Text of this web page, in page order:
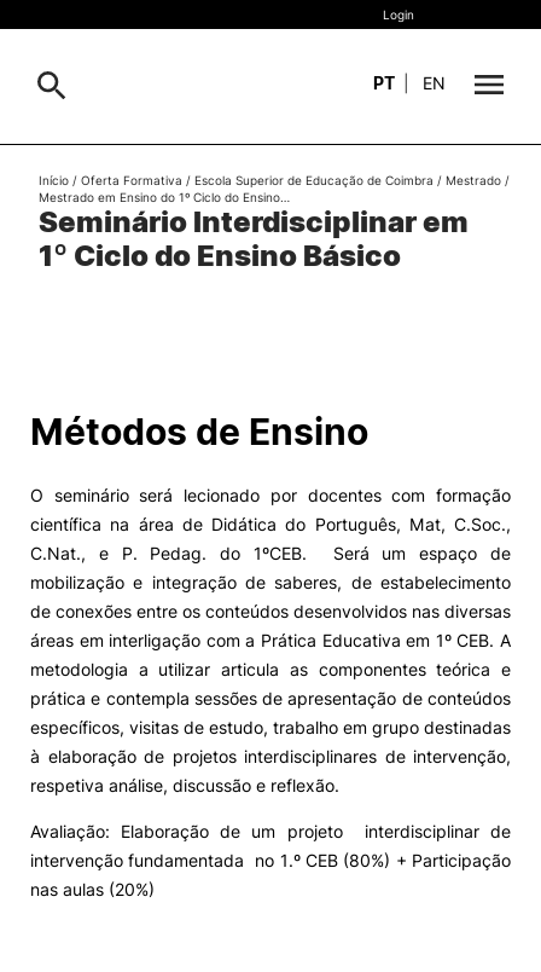
Sobre
Estudar
II&D e Empresas
Ação Social
Alumni
Projetos PRR
Magazine
Eventos
Login
PT EN
Pesquisa
Seminário Interdisciplinar em
1º Ciclo do Ensino Básico
Início / Oferta Formativa / Escola Superior de Educação de Coimbra / Mestrado /
Mestrado em Ensino do 1º Ciclo do Ensino…
Métodos de Ensino
O seminário será lecionado por docentes com formação
científica na área de Didática do Português, Mat, C.Soc.,
C.Nat., e P. Pedag. do 1ºCEB. Será um espaço de
mobilização e integração de saberes, de estabelecimento
de conexões entre os conteúdos desenvolvidos nas diversas
áreas em interligação com a Prática Educativa em 1º CEB. A
metodologia a utilizar articula as componentes teórica e
prática e contempla sessões de apresentação de conteúdos
específicos, visitas de estudo, trabalho em grupo destinadas
à elaboração de projetos interdisciplinares de intervenção,
respetiva análise, discussão e reflexão.
Avaliação: Elaboração de um projeto interdisciplinar de
intervenção fundamentada no 1.º CEB (80%) + Participação
nas aulas (20%)